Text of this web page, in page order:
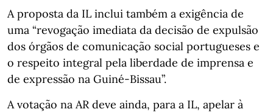
A proposta da IL inclui também a exigência de
uma “revogação imediata da decisão de expulsão
dos órgãos de comunicação social portugueses e
o respeito integral pela liberdade de imprensa e
de expressão na Guiné-Bissau”.
A votação na AR deve ainda, para a IL, apelar à